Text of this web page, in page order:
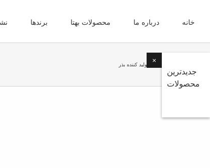
content
خانه درباره ما محصولات بهتا برندها
شرکت های تولید کننده بذر
×
جدیدترین
محصولات